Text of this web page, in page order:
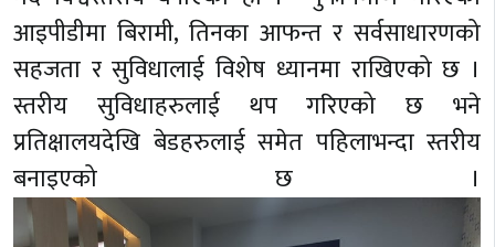
आइपीडीमा बिरामी, तिनका आफन्त र सर्वसाधारणको
सहजता र सुविधालाई विशेष ध्यानमा राखिएको छ ।
स्तरीय सुविधाहरुलाई थप गरिएको छ भने
प्रतिक्षालयदेखि बेडहरुलाई समेत पहिलाभन्दा स्तरीय
बनाइएको छ ।